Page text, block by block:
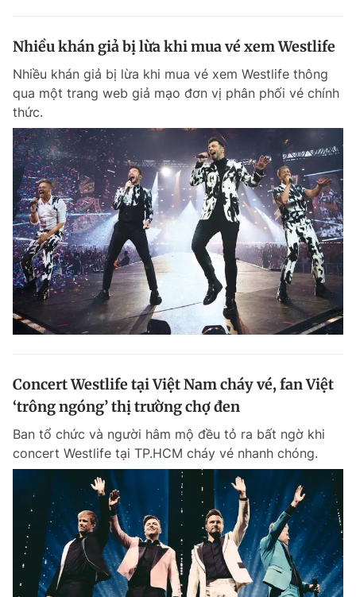
Nhiều khán giả bị lừa khi mua vé xem Westlife
Nhiều khán giả bị lừa khi mua vé xem Westlife thông
qua một trang web giả mạo đơn vị phân phối vé chính
thức.
Concert Westlife tại Việt Nam cháy vé, fan Việt
‘trông ngóng’ thị trường chợ đen
Ban tổ chức và người hâm mộ đều tỏ ra bất ngờ khi
concert Westlife tại TP.HCM cháy vé nhanh chóng.